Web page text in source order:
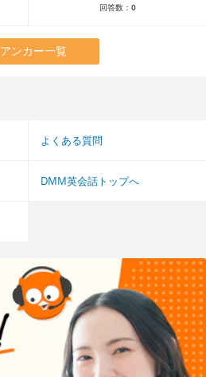
回答数： 0
アンカー一覧
よくある質問
DMM英会話トップへ